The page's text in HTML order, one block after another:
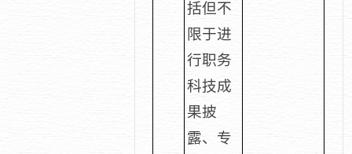
括但不
限于进
行职务
科技成
果披
露、专